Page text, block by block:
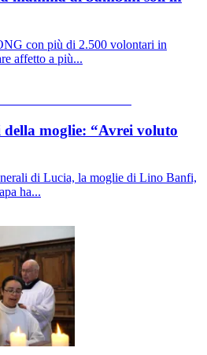
con più di 2.500 volontari in
affetto a più...
moglie: “Avrei voluto
di Lucia, la moglie di Lino Banfi,
ha...